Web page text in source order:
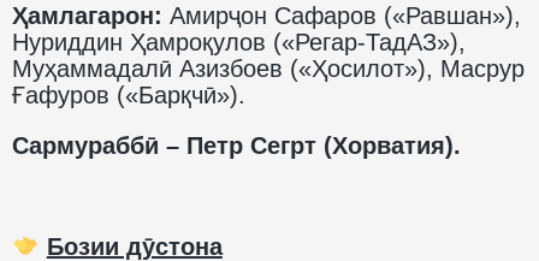
Ҳамлагарон: Амирҷон Сафаров («Равшан»),
Нуриддин Ҳамроқулов («Регар-ТадАЗ»),
Муҳаммадалӣ Азизбоев («Ҳосилот»), Масрур
Ғафуров («Барқчӣ»).
Сармураббӣ – Петр Сегрт (Хорватия).
Бозии дӯстона